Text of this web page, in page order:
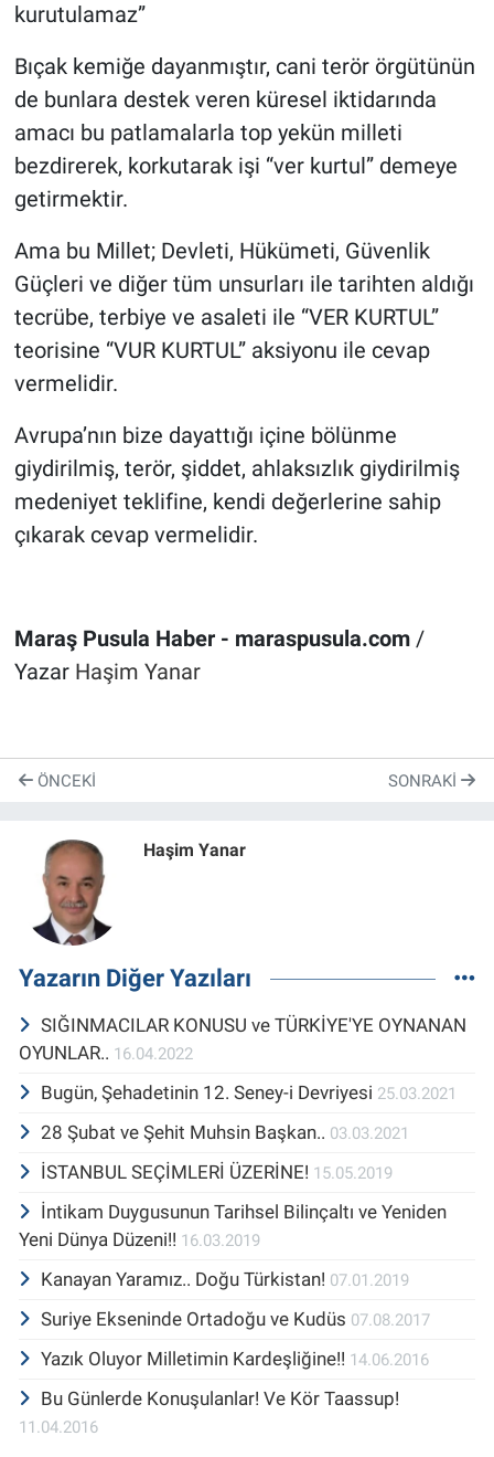
kurutulamaz”
Bıçak kemiğe dayanmıştır, cani terör örgütünün
de bunlara destek veren küresel iktidarında
amacı bu patlamalarla top yekün milleti
bezdirerek, korkutarak işi “ver kurtul” demeye
getirmektir.
Ama bu Millet; Devleti, Hükümeti, Güvenlik
Güçleri ve diğer tüm unsurları ile tarihten aldığı
tecrübe, terbiye ve asaleti ile “VER KURTUL”
teorisine “VUR KURTUL” aksiyonu ile cevap
vermelidir.
Avrupa’nın bize dayattığı içine bölünme
giydirilmiş, terör, şiddet, ahlaksızlık giydirilmiş
medeniyet teklifine, kendi değerlerine sahip
çıkarak cevap vermelidir.
Maraş Pusula Haber - maraspusula.com/
Yazar Haşim Yanar
ÖNCEKI SONRAKI
Haşim Yanar
Yazarın Diğer Yazıları
SIĞINMACILAR KONUSU ve TÜRKİYE'YE OYNANAN
OYUNLAR.. 16.04.2022
Bugün, Şehadetinin 12. Seney-i Devriyesi 25.03.2021
28 Şubat ve Şehit Muhsin Başkan.. 03.03.2021
İSTANBUL SEÇİMLERİ ÜZERİNE! 15.05.2019
İntikam Duygusunun Tarihsel Bilinçaltı ve Yeniden
Yeni Dünya Düzeni!! 16.03.2019
Kanayan Yaramız.. Doğu Türkistan! 07.01.2019
Suriye Ekseninde Ortadoğu ve Kudüs 07.08.2017
Yazık Oluyor Milletimin Kardeşliğine!! 14.06.2016
Bu Günlerde Konuşulanlar! Ve Kör Taassup!
11.04.2016